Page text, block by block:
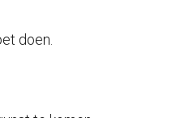
doen.